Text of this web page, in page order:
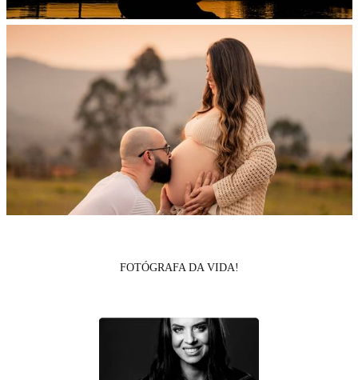
FOTÓGRAFA DA VIDA!